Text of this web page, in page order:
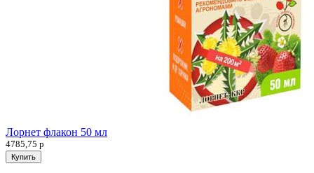
Лорнет флакон 50 мл
4785,75 р